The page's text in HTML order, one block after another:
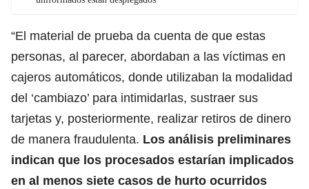
“El material de prueba da cuenta de que estas
personas, al parecer, abordaban a las víctimas en
cajeros automáticos, donde utilizaban la modalidad
del ‘cambiazo’ para intimidarlas, sustraer sus
tarjetas y, posteriormente, realizar retiros de dinero
de manera fraudulenta. Los análisis preliminares
indican que los procesados estarían implicados
en al menos siete casos de hurto ocurridos